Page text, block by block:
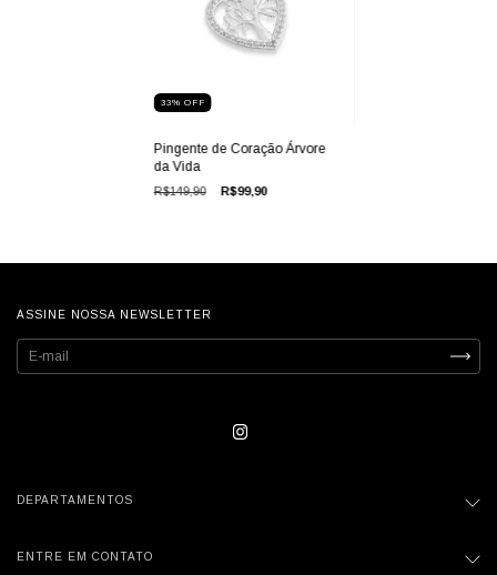
33% OFF
Pingente de Coração Árvore
da Vida
R$149,90 R$99,90
ASSINE NOSSA NEWSLETTER
DEPARTAMENTOS
ENTRE EM CONTATO